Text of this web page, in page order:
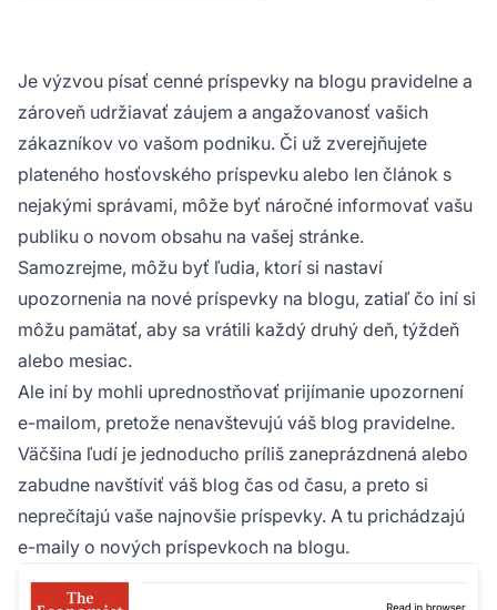
Je výzvou písať cenné príspevky na blogu pravidelne a
zároveň udržiavať záujem a angažovanosť vašich
zákazníkov vo vašom podniku. Či už zverejňujete
plateného hosťovského príspevku alebo len článok s
nejakými správami, môže byť náročné informovať vašu
publiku o novom obsahu na vašej stránke.
Samozrejme, môžu byť ľudia, ktorí si nastaví
upozornenia na nové príspevky na blogu, zatiaľ čo iní si
môžu pamätať, aby sa vrátili každý druhý deň, týždeň
alebo mesiac.
Ale iní by mohli uprednostňovať prijímanie upozornení
e-mailom, pretože nenavštevujú váš blog pravidelne.
Väčšina ľudí je jednoducho príliš zaneprázdnená alebo
zabudne navštíviť váš blog čas od času, a preto si
neprečítajú vaše najnovšie príspevky. A tu prichádzajú
e-maily o nových príspevkoch na blogu.